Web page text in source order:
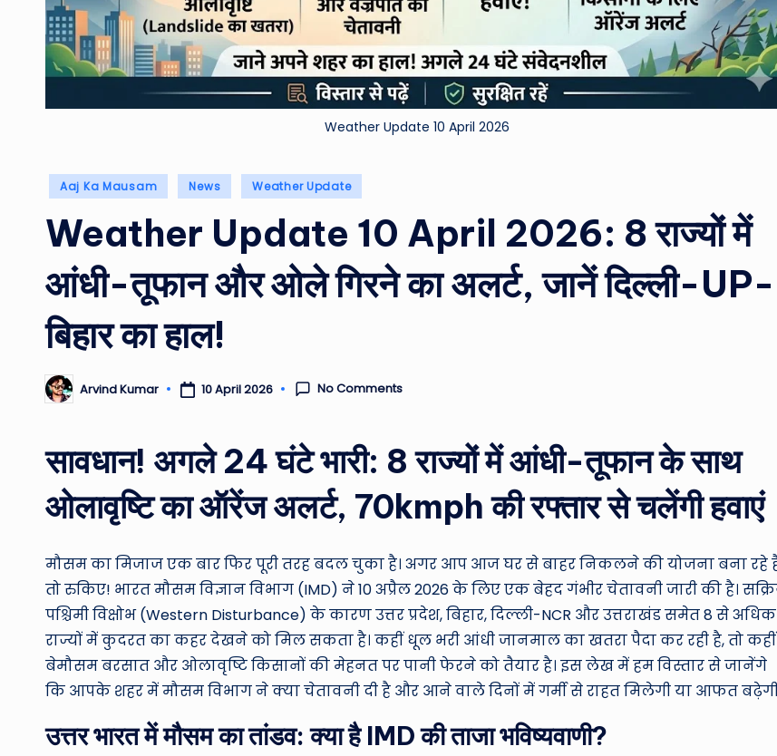
&
M
o
N
e
w
u
n
d
T
h
e
W
Weather Update 10 April 2026
Posted
Aaj Ka Mausam News Weather Update
Weather Update 10 April 2026: 8 राज्यों में
आंधी-तूफान और ओले गिरने का अलर्ट, जानें दिल्ली-UP-
बिहार का हाल!
Posted
by
Arvind Kumar 10 April 2026 No Comments
सावधान! अगले 24 घंटे भारी: 8 राज्यों में आंधी-तूफान के साथ
ओलावृष्टि का ऑरेंज अलर्ट, 70kmph की रफ्तार से चलेंगी हवाएं
मौसम का मिजाज एक बार फिर पूरी तरह बदल चुका है। अगर आप आज घर से बाहर निकलने की योजना बना रहे
तो रुकिए! भारत मौसम विज्ञान विभाग (IMD) ने 10 अप्रैल 2026 के लिए एक बेहद गंभीर चेतावनी जारी की है।
पश्चिमी विक्षोभ (Western Disturbance) के कारण उत्तर प्रदेश, बिहार, दिल्ली-NCR और उत्तराखंड समेत 8 से अधिक
राज्यों में कुदरत का कहर देखने को मिल सकता है। कहीं धूल भरी आंधी जानमाल का खतरा पैदा कर रही है, तो कहीं
बेमौसम बरसात और ओलावृष्टि किसानों की मेहनत पर पानी फेरने को तैयार है। इस लेख में हम विस्तार से जानेंगे
कि आपके शहर में मौसम विभाग ने क्या चेतावनी दी है और आने वाले दिनों में गर्मी से राहत मिलेगी या आफत
उत्तर भारत में मौसम का तांडव: क्या है IMD की ताजा भविष्यवाणी?